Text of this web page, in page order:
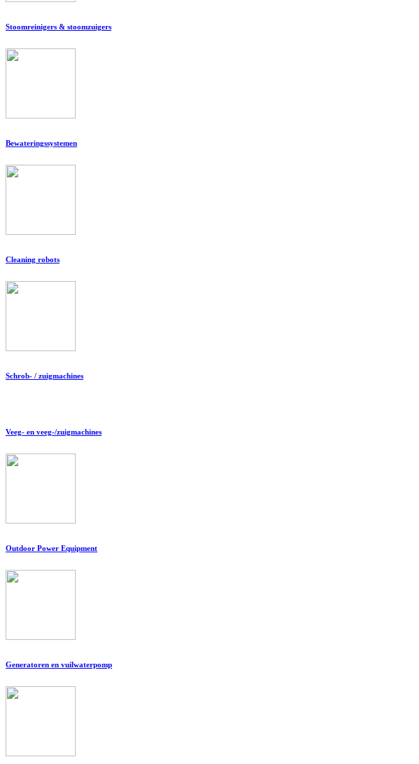
Stoomreinigers & stoomzuigers
Bewateringssystemen
Cleaning robots
Schrob- / zuigmachines
Veeg- en veeg-/zuigmachines
Outdoor Power Equipment
Generatoren en vuilwaterpomp